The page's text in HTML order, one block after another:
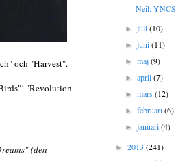
och "Harvest".
"Revolution
(den
Neil: YNCS
►juli(10)
►juni(11)
►maj(9)
►april(7)
►mars(12)
►februari(6)
►januari(4)
► 2013 (241)